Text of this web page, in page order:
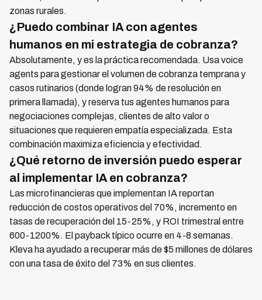
zonas rurales.
¿Puedo combinar IA con agentes
humanos en mi estrategia de cobranza?
Absolutamente, y es la práctica recomendada. Usa voice
agents para gestionar el volumen de cobranza temprana y
casos rutinarios (donde logran 94% de resolución en
primera llamada), y reserva tus agentes humanos para
negociaciones complejas, clientes de alto valor o
situaciones que requieren empatía especializada. Esta
combinación maximiza eficiencia y efectividad.
¿Qué retorno de inversión puedo esperar
al implementar IA en cobranza?
Las microfinancieras que implementan IA reportan
reducción de costos operativos del 70%, incremento en
tasas de recuperación del 15-25%, y ROI trimestral entre
600-1200%. El payback típico ocurre en 4-8 semanas.
Kleva ha ayudado a recuperar más de $5 millones de dólares
con una tasa de éxito del 73% en sus clientes.